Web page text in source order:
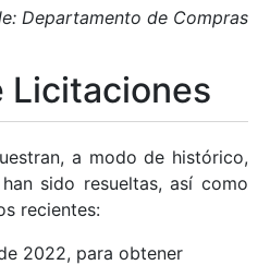
Departamento de Compras
Licitaciones
a modo de histórico,
sido resueltas, así como
recientes:
2022, para obtener